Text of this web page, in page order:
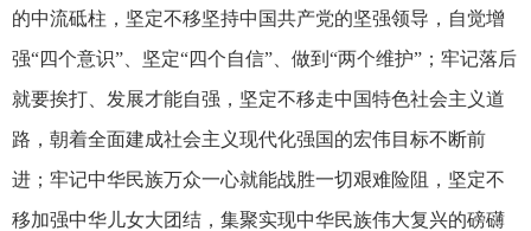
的中流砥柱，坚定不移坚持中国共产党的坚强领导，自觉增
强“四个意识”、坚定“四个自信”、做到“两个维护”；牢记落后
就要挨打、发展才能自强，坚定不移走中国特色社会主义道
路，朝着全面建成社会主义现代化强国的宏伟目标不断前
进；牢记中华民族万众一心就能战胜一切艰难险阻，坚定不
移加强中华儿女大团结，集聚实现中华民族伟大复兴的磅礴